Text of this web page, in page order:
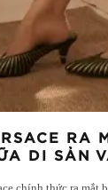
RA
DI SẢN